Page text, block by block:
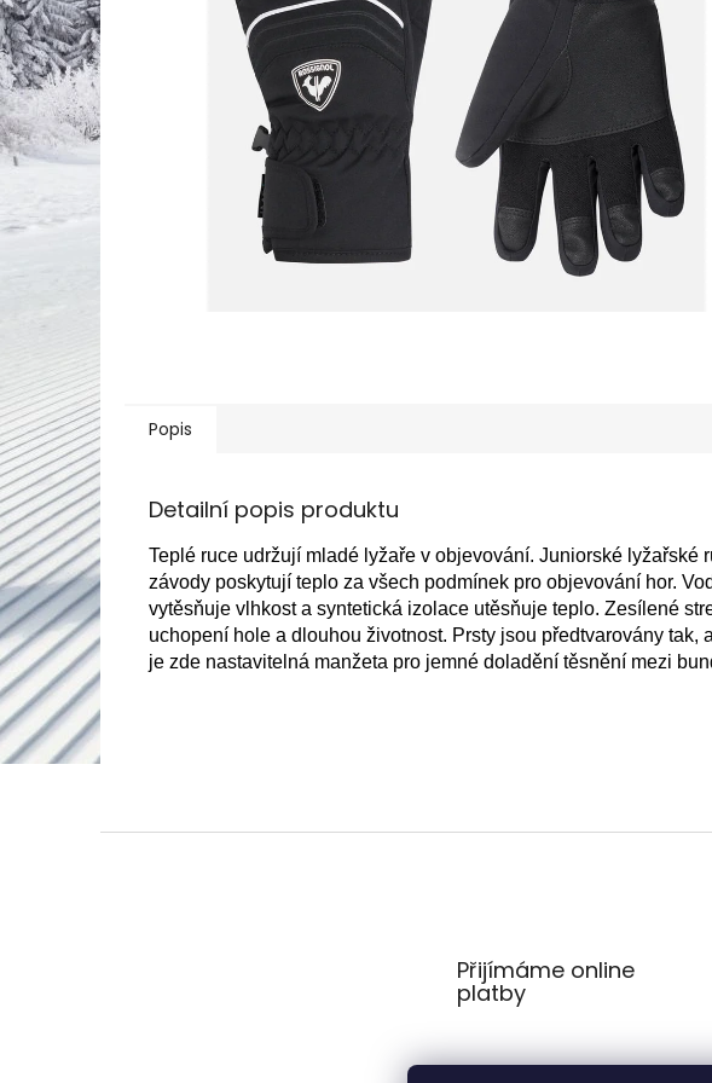
Popis
Detailní popis produktu
Teplé ruce udržují mladé lyžaře v objevování. Juniorské lyžařské
závody poskytují teplo za všech podmínek pro objevování hor.
vytěsňuje vlhkost a syntetická izolace utěsňuje teplo. Zesílené
uchopení hole a dlouhou životnost. Prsty jsou předtvarovány tak,
je zde nastavitelná manžeta pro jemné doladění těsnění mezi
Přijímáme online
platby